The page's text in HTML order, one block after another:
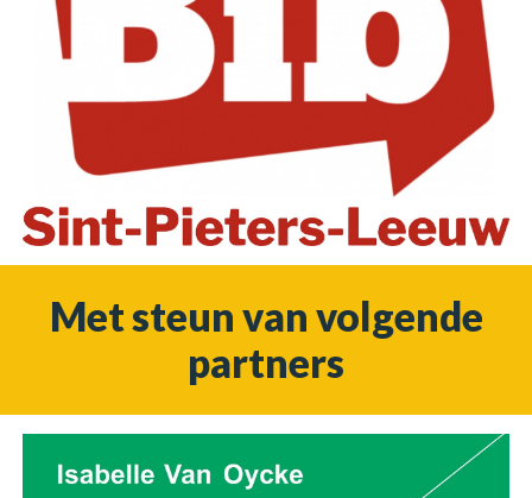
Met steun van volgende
partners